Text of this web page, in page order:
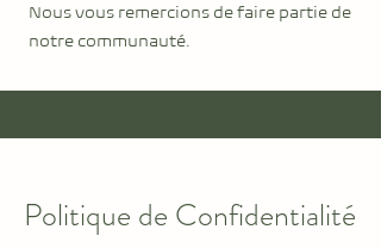
Nous vous remercions de faire partie de
notre communauté.
Politique de Confidentialité